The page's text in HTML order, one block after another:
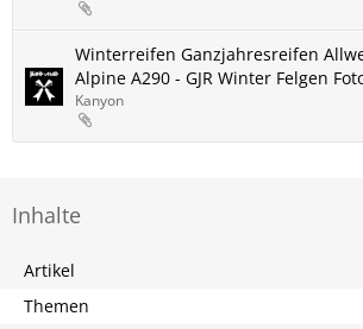
Winterreifen Ganzjahresreifen
Alpine A290 - GJR Winter Felgen
Kanyon
Inhalte
Artikel
Themen